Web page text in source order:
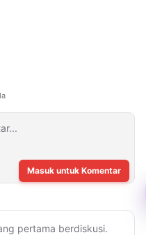
Masuk untuk Komentar
pertama berdiskusi.